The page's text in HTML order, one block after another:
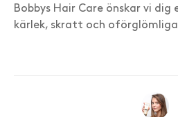
Bobbys Hair Care önskar vi
kärlek, skratt och